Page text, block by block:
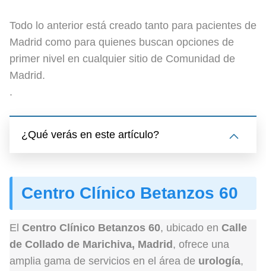
Todo lo anterior está creado tanto para pacientes de
Madrid como para quienes buscan opciones de
primer nivel en cualquier sitio de Comunidad de
Madrid.
.
¿Qué verás en este artículo?
Centro Clínico Betanzos 60
El Centro Clínico Betanzos 60, ubicado en Calle
de Collado de Marichiva, Madrid , ofrece una
amplia gama de servicios en el área de urología,